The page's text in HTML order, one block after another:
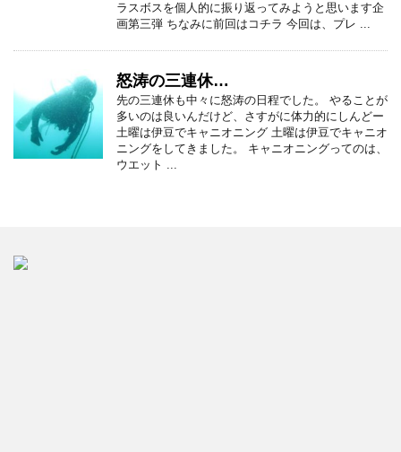
ラスボスを個人的に振り返ってみようと思います企
画第三弾 ちなみに前回はコチラ 今回は、プレ ...
怒涛の三連休…
先の三連休も中々に怒涛の日程でした。 やることが
多いのは良いんだけど、さすがに体力的にしんどー
土曜は伊豆でキャニオニング 土曜は伊豆でキャニオ
ニングをしてきました。 キャニオニングってのは、
ウエット ...